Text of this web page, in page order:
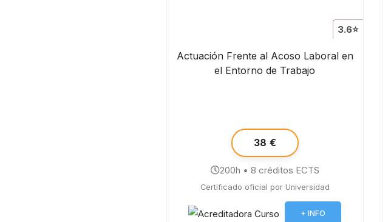
3.6⭐
Actuación Frente al Acoso Laboral en
el Entorno de Trabajo
38 €
200h • 8 créditos ECTS
Certificado oficial por Universidad
+ INFO